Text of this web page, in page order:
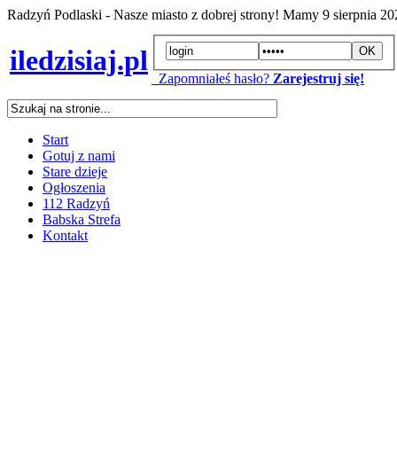
Radzyń Podlaski - Nasze miasto z dobrej strony! Mamy 9 sierpnia
iledzisiaj.pl
Zapomniałeś hasło? Zarejestruj się!
Start
Gotuj z nami
Stare dzieje
Ogłoszenia
112 Radzyń
Babska Strefa
Kontakt